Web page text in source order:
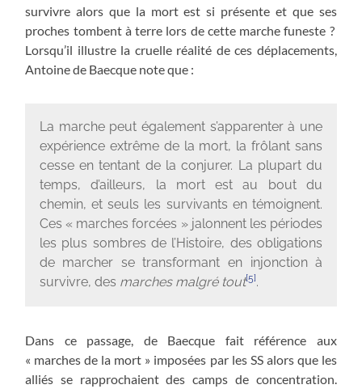
survivre alors que la mort est si présente et que ses
proches tombent à terre lors de cette marche funeste ?
Lorsqu’il illustre la cruelle réalité de ces déplacements,
Antoine de Baecque note que :
La marche peut également s’apparenter à une
expérience extrême de la mort, la frôlant sans
cesse en tentant de la conjurer. La plupart du
temps, d’ailleurs, la mort est au bout du
chemin, et seuls les survivants en témoignent.
Ces « marches forcées » jalonnent les périodes
les plus sombres de l’Histoire, des obligations
de marcher se transformant en injonction à
survivre, des marches malgré tout[5].
Dans ce passage, de Baecque fait référence aux
« marches de la mort » imposées par les SS alors que les
alliés se rapprochaient des camps de concentration.